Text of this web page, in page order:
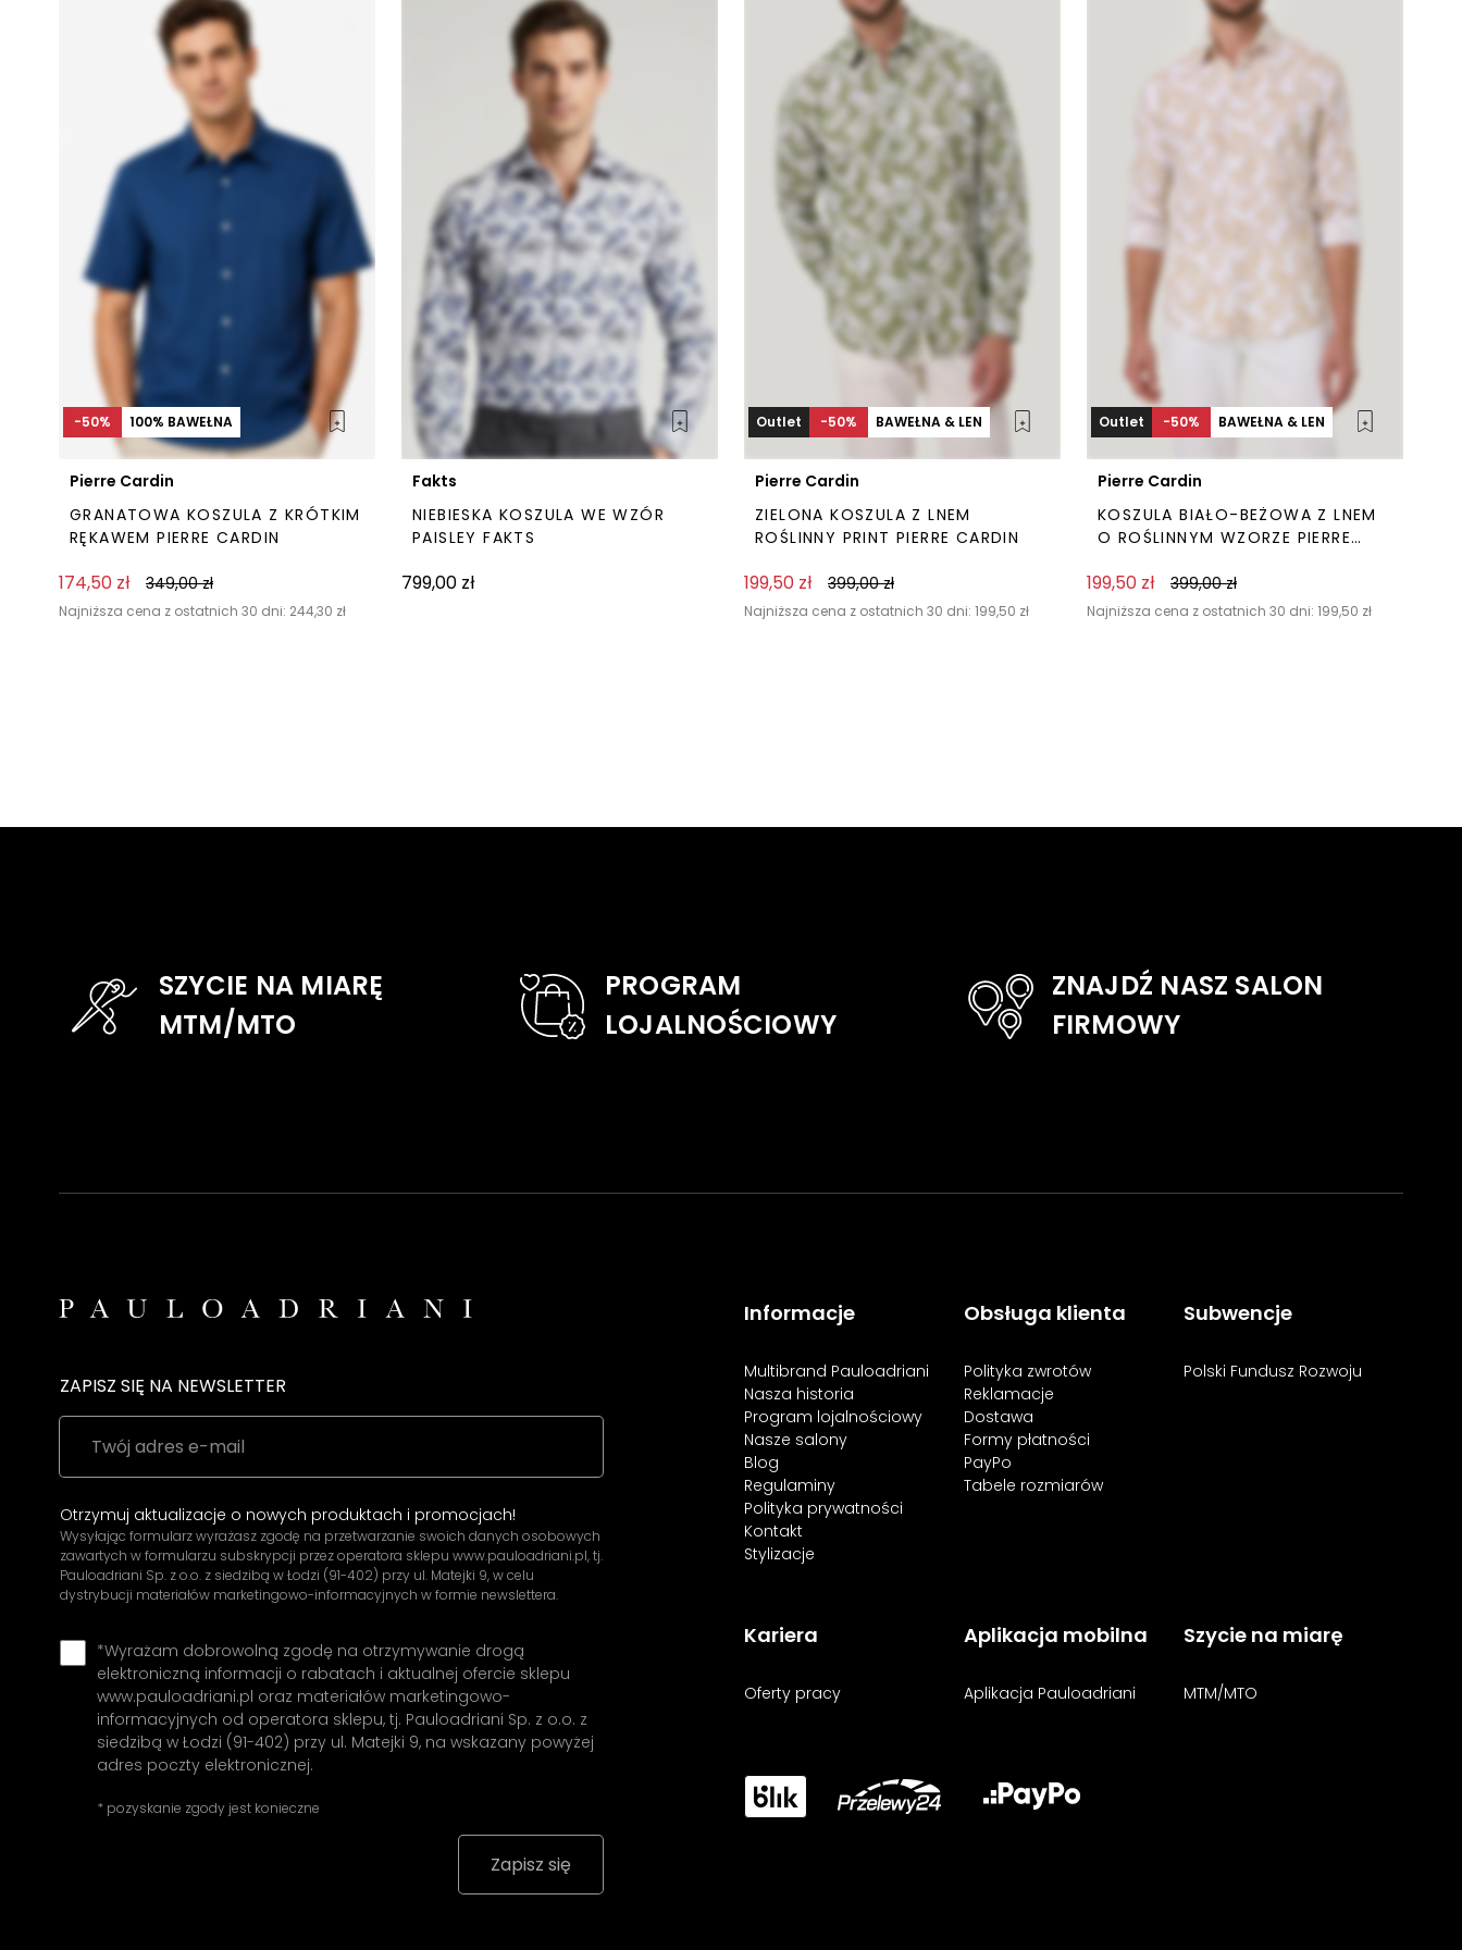
-50% 100% BAWEŁNA
Pierre Cardin
GRANATOWA KOSZULA Z KRÓTKIM
RĘKAWEM PIERRE CARDIN
174,50 zł 349,00zł
Najniższa cena z ostatnich 30 dni: 244,30 zł
Fakts
NIEBIESKA KOSZULA WE WZÓR
PAISLEY FAKTS
799,00 zł
Outlet -50% BAWEŁNA & LEN
Pierre Cardin
ZIELONA KOSZULA Z LNEM
ROŚLINNY PRINT PIERRE CARDIN
199,50 zł 399,00zł
Najniższa cena z ostatnich 30 dni: 199,50 zł
Outlet -50% BAWEŁNA & LEN
Pierre Cardin
KOSZULA BIAŁO-BEŻOWA Z LNEM
O ROŚLINNYM WZORZE PIERRE
199,50 zł 399,00zł
Najniższa cena z ostatnich 30 dni: 199,50 zł
SZYCIE NA MIARĘ
MTM/MTO
PROGRAM
LOJALNOŚCIOWY
ZNAJDŹ NASZ SALON
FIRMOWY
ZAPISZ SIĘ NA NEWSLETTER
Otrzymuj aktualizacje o nowych produktach i promocjach!
Wysyłając formularz wyrażasz zgodę na przetwarzanie swoich danych osobowych
zawartych w formularzu subskrypcji przez operatora sklepu www.pauloadriani.pl, tj.
Pauloadriani Sp. z o.o. z siedzibą w Łodzi (91-402) przy ul. Matejki 9, w celu
dystrybucji materiałów marketingowo-informacyjnych w formie newslettera.
*Wyrażam dobrowolną zgodę na otrzymywanie drogą
elektroniczną informacji o rabatach i aktualnej ofercie sklepu
www.pauloadriani.pl oraz materiałów marketingowo-
informacyjnych od operatora sklepu, tj. Pauloadriani Sp. z o.o. z
siedzibą w Łodzi (91-402) przy ul. Matejki 9, na wskazany powyżej
adres poczty elektronicznej.
* pozyskanie zgody jest konieczne
Informacje
Multibrand Pauloadriani
Nasza historia
Program lojalnościowy
Nasze salony
Blog
Regulaminy
Polityka prywatności
Kontakt
Stylizacje
Obsługa klienta
Polityka zwrotów
Reklamacje
Dostawa
Formy płatności
PayPo
Tabele rozmiarów
Subwencje
Polski Fundusz Rozwoju
Kariera
Oferty pracy
Aplikacja mobilna
Aplikacja Pauloadriani
Szycie na miarę
MTM/MTO